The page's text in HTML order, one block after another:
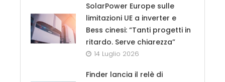
SolarPower Europe sulle
limitazioni UE a inverter e
Bess cinesi: “Tanti progetti in
ritardo. Serve chiarezza”
14 Luglio 2026
Finder lancia il relè di